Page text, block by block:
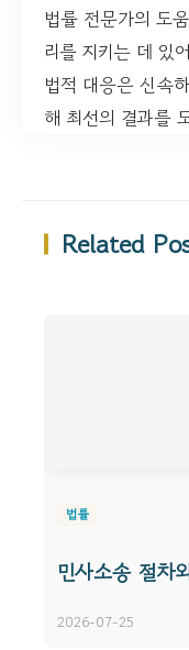
법률 전문가의 도
리를 지키는 데 있
법적 대응은 신속
해 최선의 결과를
Related
법률
민사소송 절차
2026-07-25